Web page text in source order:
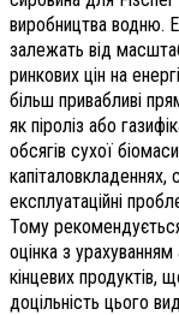
виробництва водню.
залежать від
ринкових цін на
більш привабливі
як піроліз або
обсягів сухої
капіталовкладеннях,
експлуатаційні
Тому
оцінка з
кінцевих продуктів,
доцільність цього